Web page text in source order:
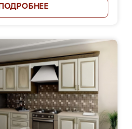
ПОДРОБНЕЕ